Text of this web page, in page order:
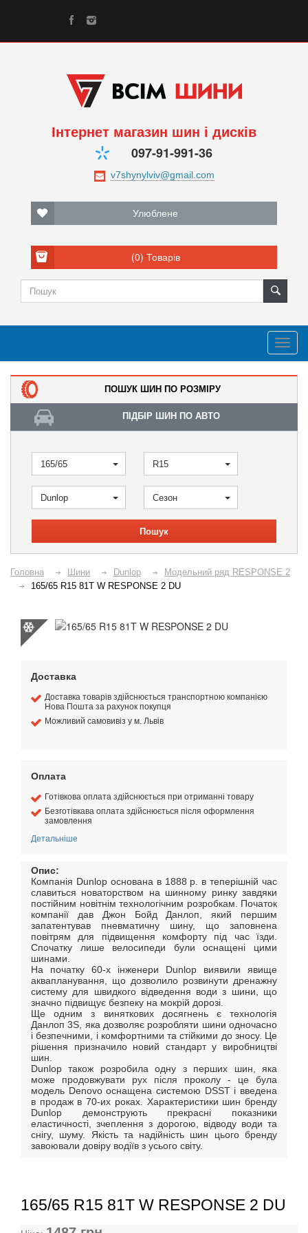
Інтернет магазин шин і дисків
097-91-991-36
Улюблене
(0) Товарів
ПОШУК ШИН ПО РОЗМІРУ
ПІДБІР ШИН ПО АВТО
165/65 R15
Dunlop Сезон
Пошук
Головна Шини Dunlop
Модельний ряд RESPONSE 2
165/65 R15 81T W RESPONSE 2 DU
Доставка
Доставка товарів здійснюється транспортною компанією
Нова Пошта за рахунок покупця
Можливий самовивіз у м. Львів
Оплата
Готівкова оплата здійснюється при отриманні товару
Безготівкава оплата здійснюється після оформлення
замовлення
Детальніше
Опис:
Компанія Dunlop основана в 1888 р. в теперішній час
славиться новаторством на шинному ринку завдяки
постійним новітнім технологічним розробкам. Початок
компанії дав Джон Бойд Данлоп, який першим
запатентував пневматичну шину, що заповнена
повітрям для підвищення комфорту під час їзди.
Спочатку лише велосипеди були оснащені цими
шинами.
На початку 60-х інженери Dunlop виявили явище
аквапланування, що дозволило розвинути дренажну
систему для швидкого відведення води з шини, що
значно підвищує безпеку на мокрій дорозі.
Ще одним з виняткових досягнень є технологія
Данлоп 3S, яка дозволяє розробляти шини одночасно
і безпечними, і комфортними та стійкими до зносу. Це
рішення призначило новий стандарт у виробництві
шин.
Dunlop також розробила одну з перших шин, яка
може продовжувати рух після проколу - це була
модель Denovo оснащена системою DSST і введена
в продаж в 70-их роках. Характеристики шин бренду
Dunlop демонструють прекрасні показники
еластичності, зчеплення з дорогою, відводу води та
снігу, шуму. Якість та надійність шин цього бренду
завоювали довіру водіїв з усього світу.
165/65 R15 81T W RESPONSE 2 DU